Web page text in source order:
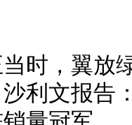
时，翼放
利文报告